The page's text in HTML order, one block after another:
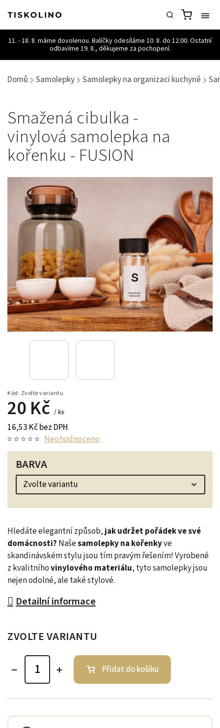
Domů / Samolepky / Samolepky na organizaci kuchyně /
Smažená cibulka -
vinylová samolepka na
kořenku - FUSION
Kód: Zvolte variantu
20 Kč / ks
16,53 Kč bez DPH
Neohodnoceno
Hledáte elegantní způsob,jak udržet pořádek ve své
domácnosti? Našesamolepky na kořenkyve
skandinávském stylu jsou tím pravým řešením! Vyrobené
z kvalitníhovinylového materiálu, tyto samolepky jsou
nejen odolné, ale také stylové.
Detailní informace
BARVA
ZVOLTE VARIANTU
Přidat do košíku